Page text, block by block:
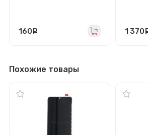
Prime 2019 (синий)
160 1 370
Похожие товары